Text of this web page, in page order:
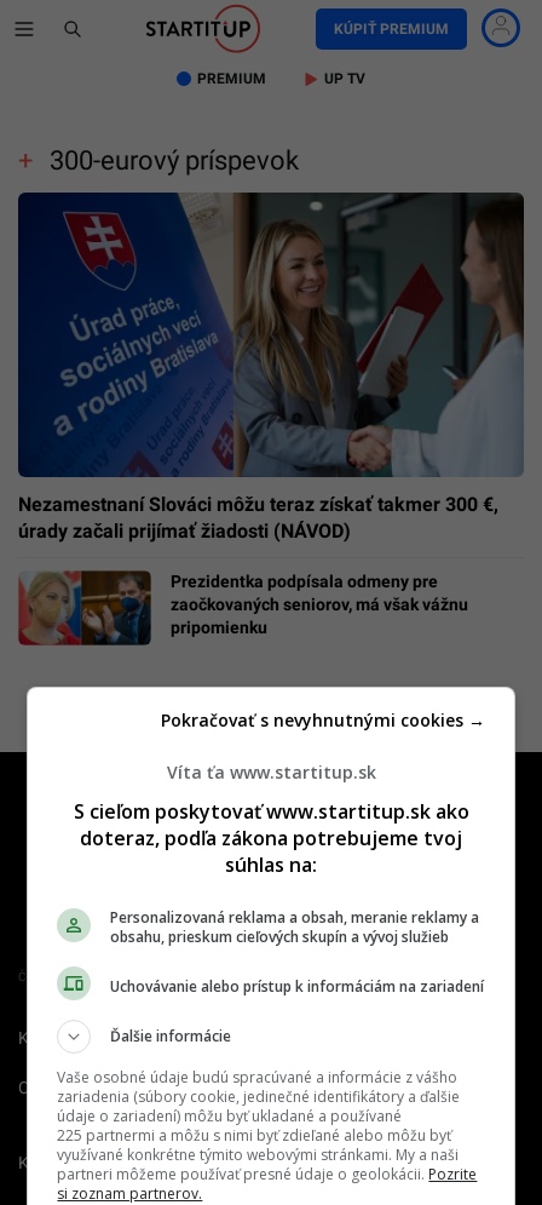
KÚPIŤ PREMIUM
PREMIUM UP TV
300-eurový príspevok
Nezamestnaní Slováci môžu teraz získať takmer 300 €,
úrady začali prijímať žiadosti (NÁVOD)
Prezidentka podpísala odmeny pre
zaočkovaných seniorov, má však vážnu
pripomienku
Člen združenia IAB Slovakia
Kontakt Inzercia
O nás Redakcia
Nahlásiť
chybu
Kariéra
Víta ťa www.startitup.sk
S cieľom poskytovať www.startitup.sk ako
doteraz, podľa zákona potrebujeme tvoj
súhlas na:
Personalizovaná reklama a obsah, meranie reklamy a
obsahu, prieskum cieľových skupín a vývoj služieb
Uchovávanie alebo prístup k informáciám na zariadení
Ďalšie informácie
Vaše osobné údaje budú spracúvané a informácie z vášho
zariadenia (súbory cookie, jedinečné identifikátory a ďalšie
údaje o zariadení) môžu byť ukladané a používané
225 partnermi a môžu s nimi byť zdieľané alebo môžu byť
využívané konkrétne týmito webovými stránkami. My a naši
partneri môžeme používať presné údaje o geolokácii. Pozrite
si zoznam partnerov.
Pokračovať s nevyhnutnými cookies →